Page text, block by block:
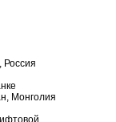
Монголия